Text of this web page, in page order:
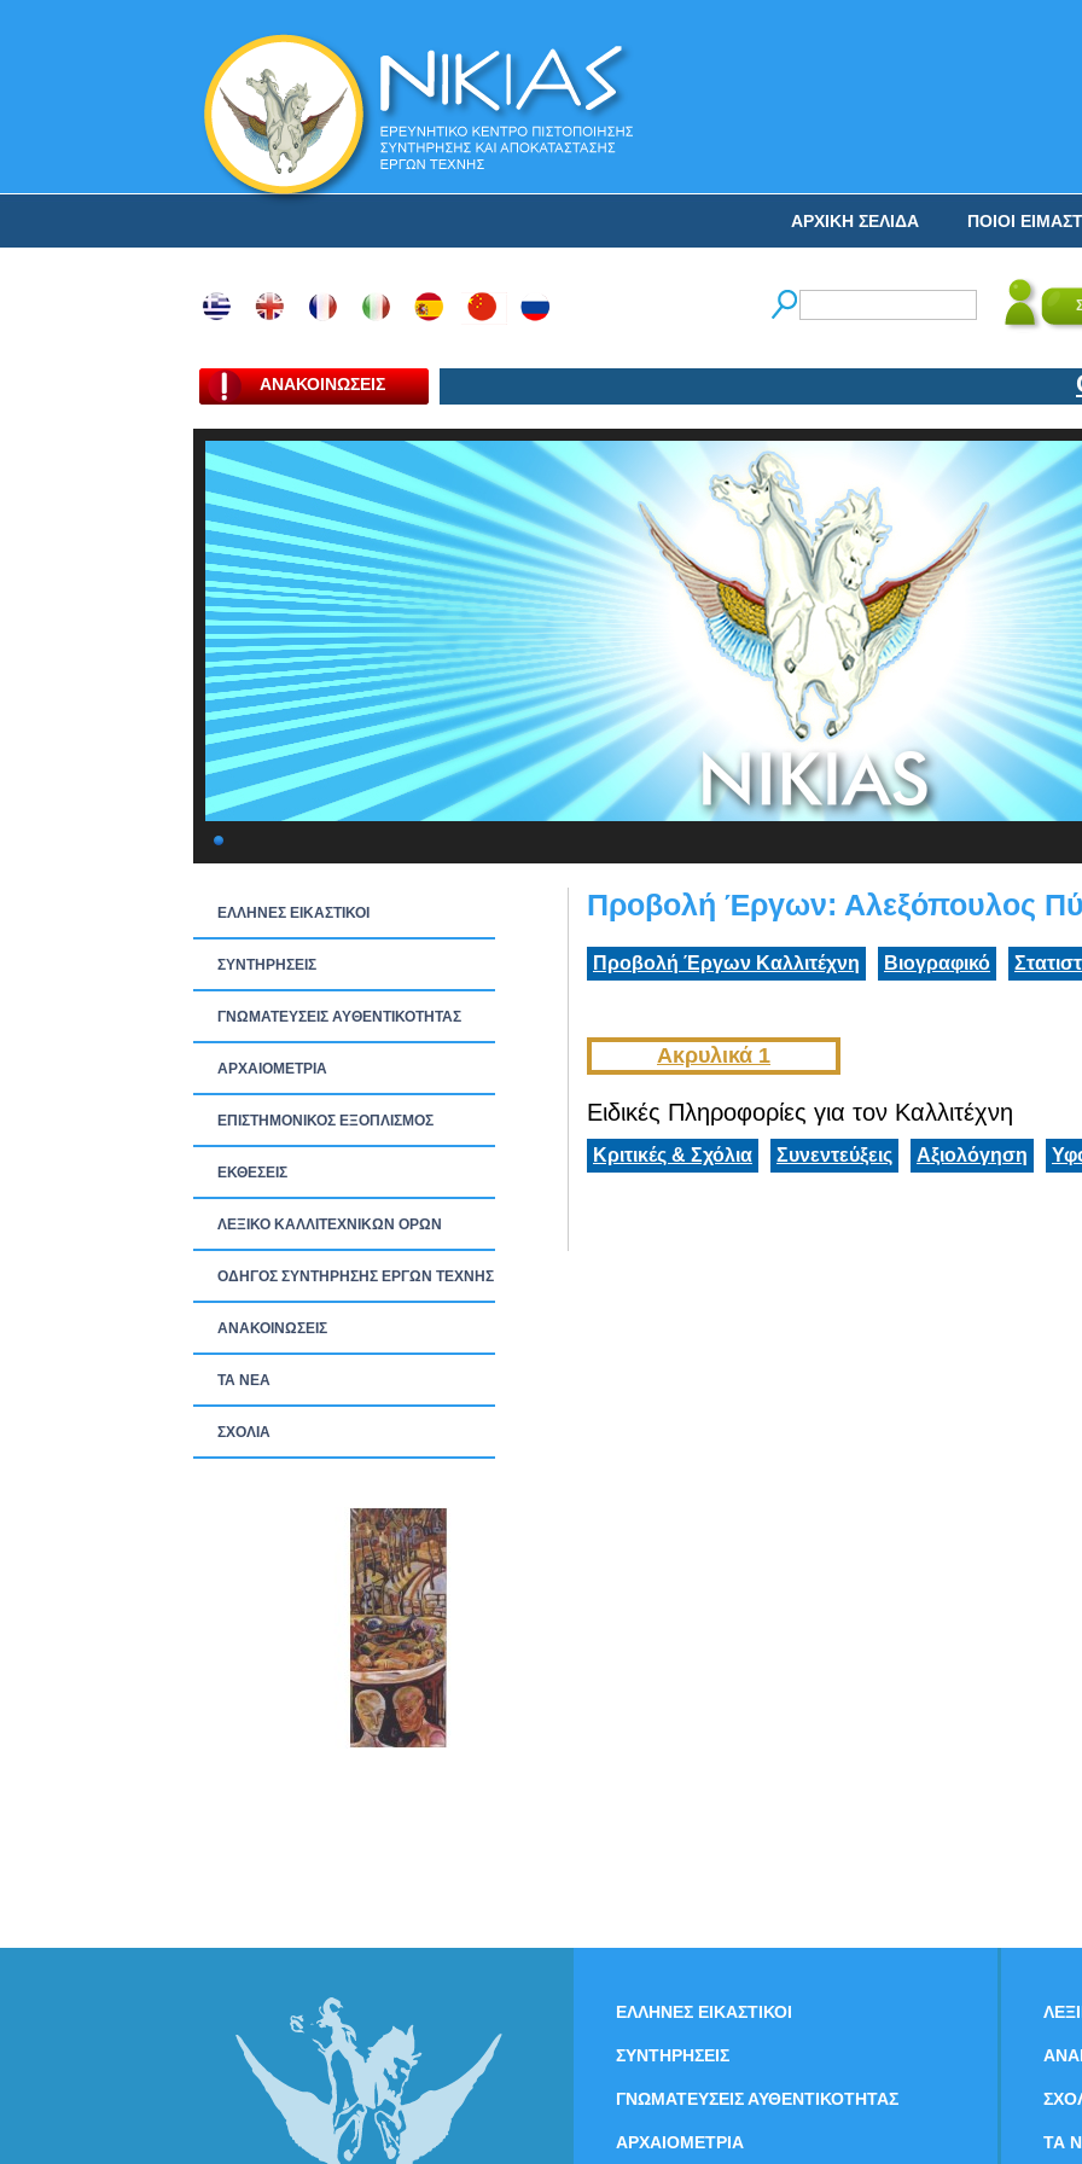
ΠΟΙΟΙ
ΑΡΧΙΚΗ ΣΕΛΙΔΑ
ΑΝΑΚΟΙΝΩΣΕΙΣ Ο
ΕΛΛΗΝΕΣ ΕΙΚΑΣΤΙΚΟΙ
ΣΥΝΤΗΡΗΣΕΙΣ
ΓΝΩΜΑΤΕΥΣΕΙΣ ΑΥΘΕΝΤΙΚΟΤΗΤΑΣ
ΑΡΧΑΙΟΜΕΤΡΙΑ
ΕΠΙΣΤΗΜΟΝΙΚΟΣ ΕΞΟΠΛΙΣΜΟΣ
ΕΚΘΕΣΕΙΣ
ΛΕΞΙΚΟ ΚΑΛΛΙΤΕΧΝΙΚΩΝ ΟΡΩΝ
ΟΔΗΓΟΣ ΣΥΝΤΗΡΗΣΗΣ ΕΡΓΩΝ ΤΕΧΝΗΣ
ΑΝΑΚΟΙΝΩΣΕΙΣ
ΤΑ ΝEΑ
ΣΧΟΛΙΑ
Προβολή Έργων: Αλεξόπουλος
Προβολή Έργων Καλλιτέχνη Βιογραφικό
Ακρυλικά 1
Ειδικές Πληροφορίες για τον Καλλιτέχνη
Κριτικές & Σχόλια Συνεντεύξεις Αξιολόγηση
ΕΛΛΗΝΕΣ ΕΙΚΑΣΤΙΚΟΙ
ΣΥΝΤΗΡΗΣΕΙΣ
ΓΝΩΜΑΤΕΥΣΕΙΣ ΑΥΘΕΝΤΙΚΟΤΗΤΑΣ
ΑΡΧΑΙΟΜΕΤΡΙΑ ΤΑ